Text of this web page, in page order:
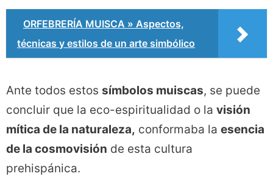
ORFEBRERÍA MUISCA » Aspectos,
técnicas y estilos de un arte simbólico
Ante todos estos símbolos muiscas, se puede
concluir que la eco-espiritualidad o la visión
mítica de la naturaleza, conformaba la esencia
de la cosmovisión de esta cultura
prehispánica.